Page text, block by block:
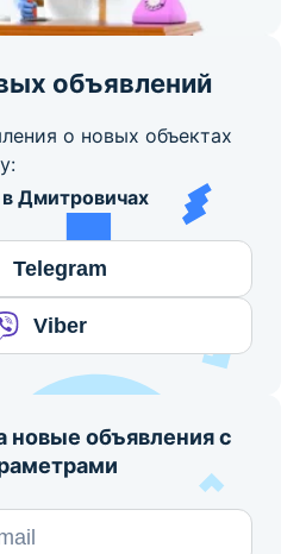
объявлений
о новых объектах
Дмитровичах
Telegram
Viber
новые объявления с